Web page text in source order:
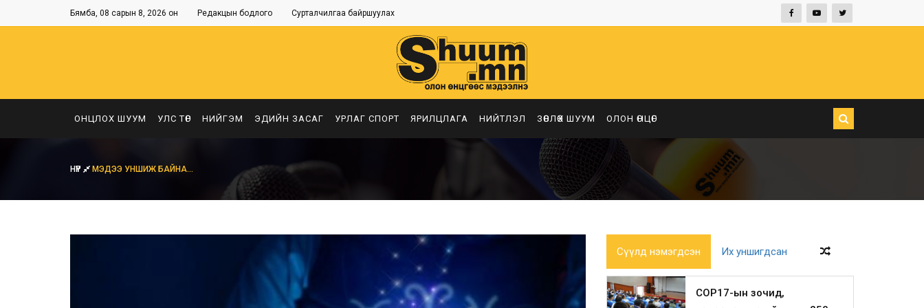
Бямба, 08 сарын 8, 2026 он Редакцын бодлого Сурталчилгаа байршуулах
ОНЦЛОХ ШУУМ УЛС ТӨР НИЙГЭМ ЭДИЙН ЗАСАГ УРЛАГ СПОРТ ЯРИЛЦЛАГА НИЙТЛЭЛ ЗӨВЛӨХ ШУУМ ОЛОН ӨНЦӨГ
НҮҮР МЭДЭЭ УНШИЖ БАЙНА...
Сүүлд нэмэгдсэн Их уншигдсан
COP17-ын зочид,